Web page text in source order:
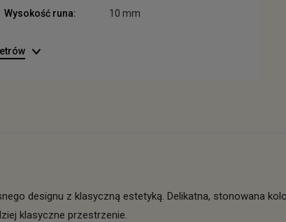
Wysokość runa: 10 mm
designu z klasyczną estetyką. Delikatna, stonowana
klasyczne przestrzenie.